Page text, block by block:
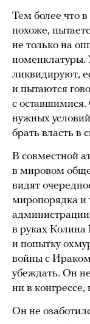
Тем более что
похоже,
не только на
номенклатуры.
ликвидируют,
и пытаются
с
нужных
брать власть в
В совместной
в мировом
видят
миропорядка и
в руках
и попытку
войны с
убеждать. Он
ни в
Он не